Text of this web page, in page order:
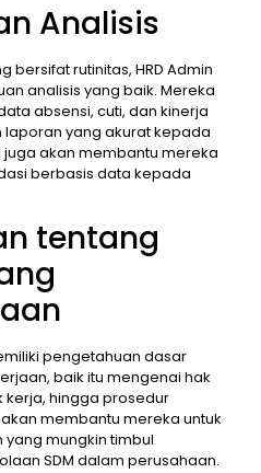
Analisis
bersifat rutinitas, HRD Admin
analisis yang baik. Mereka
absensi, cuti, dan kinerja
yang akurat kepada
akan membantu mereka
berbasis data kepada
tentang
pengetahuan dasar
baik itu mengenai hak
kerja, hingga prosedur
membantu mereka untuk
mungkin timbul
SDM dalam perusahaan.